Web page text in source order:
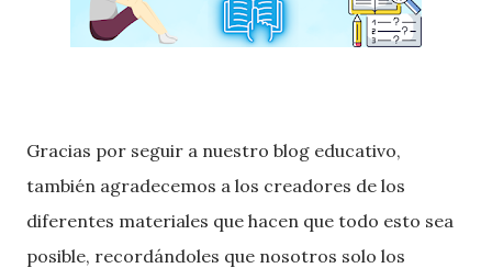
Gracias por seguir a nuestro blog educativo,
también agradecemos a los creadores de los
diferentes materiales que hacen que todo esto sea
posible, recordándoles que nosotros solo los